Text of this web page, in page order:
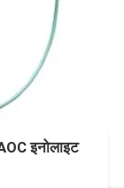
इनोलाइट